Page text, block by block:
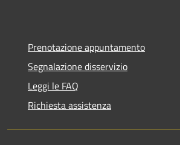
Prenotazione appuntamento
Segnalazione disservizio
Leggi le FAQ
Richiesta assistenza